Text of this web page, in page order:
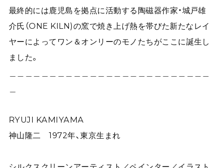
最終的には鹿児島を拠点に活動する陶磁器作家・城戸雄
介氏（ONE KILN)の窯で焼き上げ熱を帯びた新たなレイ
ヤーによってワン＆オンリーのモノたちがここに誕生し
ました。
RYUJI KAMIYAMA
神山隆二 1972年、東京生まれ